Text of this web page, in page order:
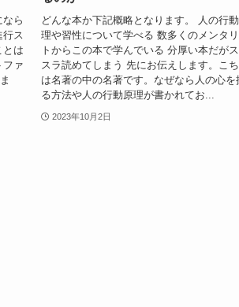
ら
ス
とは
ファ
どんな本か下記概略となります。 人の行
理や習性について学べる 数多くのメンタ
トからこの本で学んでいる 分厚い本だが
スラ読めてしまう 先にお伝えします。こ
は名著の中の名著です。なぜなら人の心を
る方法や人の行動原理が書かれてお...
2023年10月2日